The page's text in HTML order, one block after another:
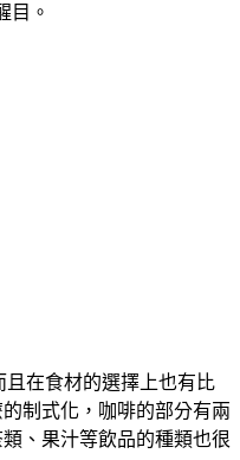
目。
且在食材的選擇上也有比
制式化，咖啡的部分有兩
、果汁等飲品的種類也很